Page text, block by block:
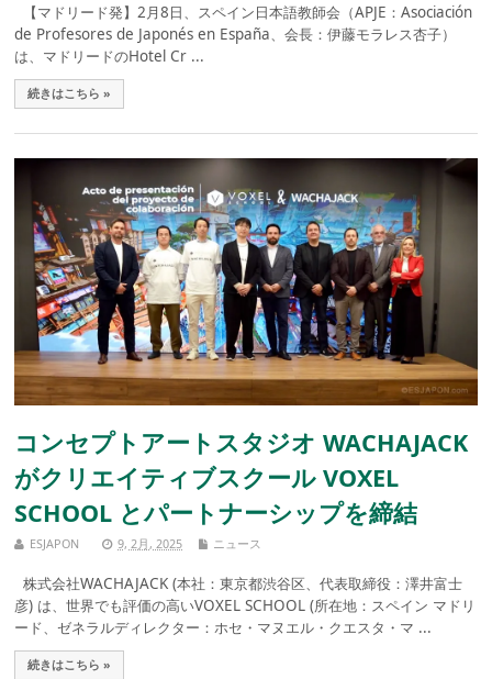
【マドリード発】2月8日、スペイン日本語教師会（APJE：Asociación
de Profesores de Japonés en España、会長：伊藤モラレス杏子）
は、マドリードのHotel Cr ...
続きはこちら »
コンセプトアートスタジオ WACHAJACK
がクリエイティブスクール VOXEL
SCHOOL とパートナーシップを締結
ESJAPON 9, 2月, 2025 ニュース
株式会社WACHAJACK (本社：東京都渋谷区、代表取締役：澤井富士
彦) は、世界でも評価の高いVOXEL SCHOOL (所在地：スペイン マドリ
ード、ゼネラルディレクター：ホセ・マヌエル・クエスタ・マ ...
続きはこちら »